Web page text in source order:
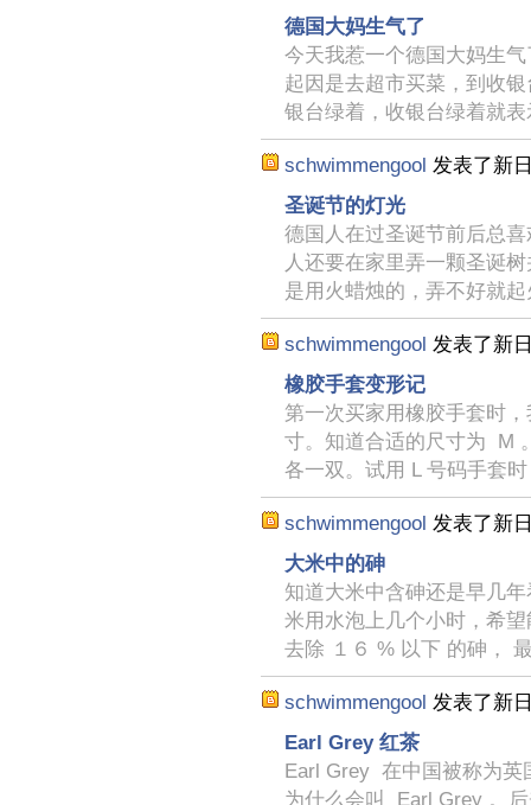
德国大妈生气了
今天我惹一个德国大妈生
起因是去超市买菜，到收
银台绿着，收银台绿着就表
schwimmengool 发表了新
圣诞节的灯光
德国人在过圣诞节前后总
人还要在家里弄一颗圣诞
是用火蜡烛的，弄不好就
schwimmengool 发表了新
橡胶手套变形记
第一次买家用橡胶手套时
寸。知道合适的尺寸为 M
各一双。试用 L 号码手套时
schwimmengool 发表了新
大米中的砷
知道大米中含砷还是早几
米用水泡上几个小时，希
去除 １６ % 以下 的砷，
schwimmengool 发表了新
Earl Grey 红茶
Earl Grey 在中国被称为英
为什么会叫 Earl Grey 。